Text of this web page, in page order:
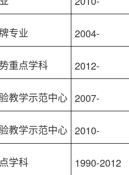
专业 2004-
重点学科 2012-
教学示范中心 2007-
教学示范中心 2010-
学科 1990-2012